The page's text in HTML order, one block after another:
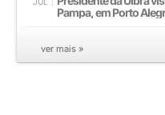
Pampa, em Porto
ver mais »